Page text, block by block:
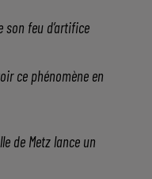
son feu d’artifice
ce phénomène en
de Metz lance un